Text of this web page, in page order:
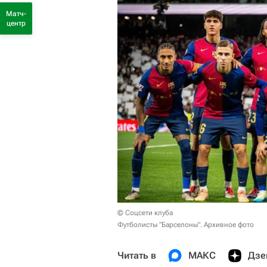
© Соцсети клуба
Футболисты "Барселоны". Архивное фото
Читать в МАКС
Матч-
центр